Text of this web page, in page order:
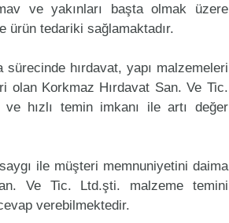
ve yakınları başta olmak üzere
ürün tedariki sağlamaktadır.
hırdavat, yapı malzemeleri
olan Korkmaz Hırdavat San. Ve Tic.
hızlı temin imkanı ile artı değer
ile müşteri memnuniyetini daima
Ve Tic. Ltd.şti. malzeme temini
verebilmektedir.